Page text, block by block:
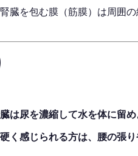
臓を包む膜（筋膜）は周囲
は尿を濃縮して水を体に留
く感じられる方は、腰の張